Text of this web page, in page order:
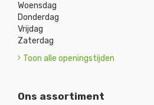
Woensdag
Donderdag
Vrijdag
Zaterdag
Toon alle openingstijden
Ons assortiment